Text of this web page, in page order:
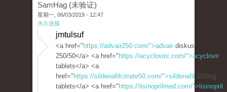
SamHag (未验证)
星期一, 06/03/2019 - 12:47
永久连接
jmtulsuf
<a href=" https://advair250.com/">advair diskus
250/50</a> <a href=" https://acyclovirc.com/">acyclovir
tablets</a> <a
href=" https://sildenafilcitrate50.com/">sildenafil 100mg
tablets</a> <a href=" https://lisinoprilmed.com/">lisinopril